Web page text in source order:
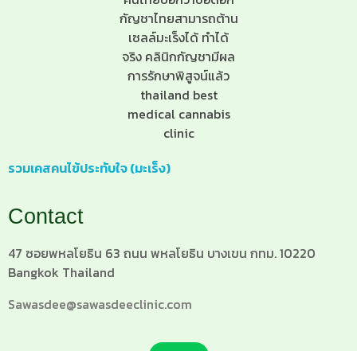
รวมเคสคนไข้ประทับใจ (มะเร็ง)
Contact
47 ซอยพหลโยธิน 63 ถนน พหลโยธิน บางเขน กทม. 10220
Bangkok Thailand
Sawasdee@sawasdeeclinic.com